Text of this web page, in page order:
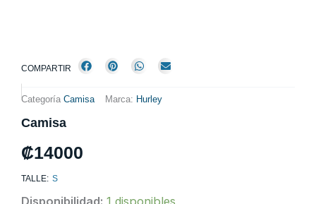
COMPARTIR
Categoría Camisa Marca: Hurley
Camisa
₡14000
TALLE: S
Disponibilidad: 1 disponibles
Camisa